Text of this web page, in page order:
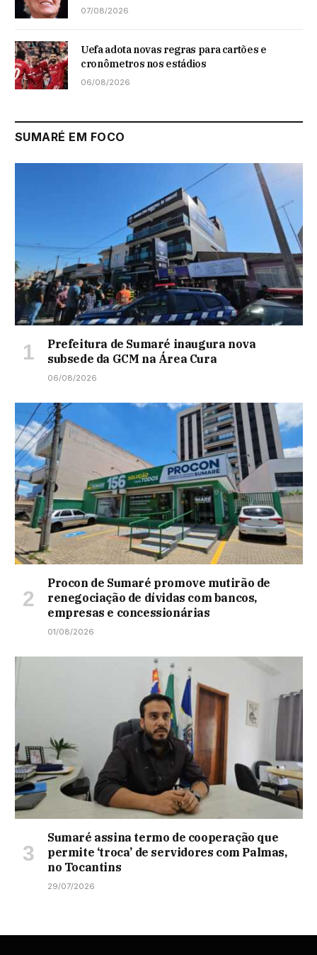
07/08/2026
Uefa adota novas regras para cartões e
cronômetros nos estádios
06/08/2026
SUMARÉ EM FOCO
Prefeitura de Sumaré inaugura nova
subsede da GCM na Área Cura
06/08/2026
Procon de Sumaré promove mutirão de
renegociação de dívidas com bancos,
empresas e concessionárias
01/08/2026
Sumaré assina termo de cooperação que
permite ‘troca’ de servidores com Palmas,
no Tocantins
29/07/2026